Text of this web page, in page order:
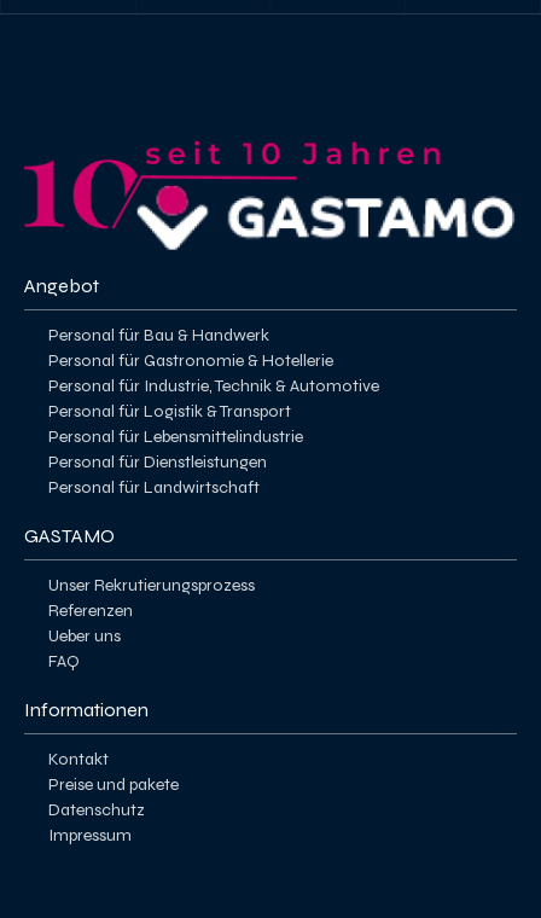
Angebot
Personal für Bau & Handwerk
Personal für Gastronomie & Hotellerie
Personal für Industrie, Technik & Automotive
Personal für Logistik & Transport
Personal für Lebensmittelindustrie
Personal für Dienstleistungen
Personal für Landwirtschaft
GASTAMO
Unser Rekrutierungsprozess
Referenzen
Ueber uns
FAQ
Informationen
Kontakt
Preise und pakete
Datenschutz
Impressum